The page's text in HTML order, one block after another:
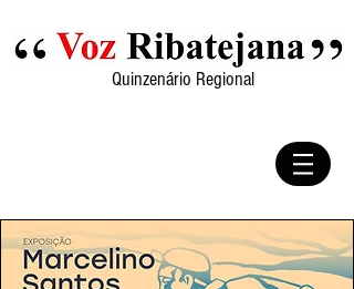
Quinzenário Regional